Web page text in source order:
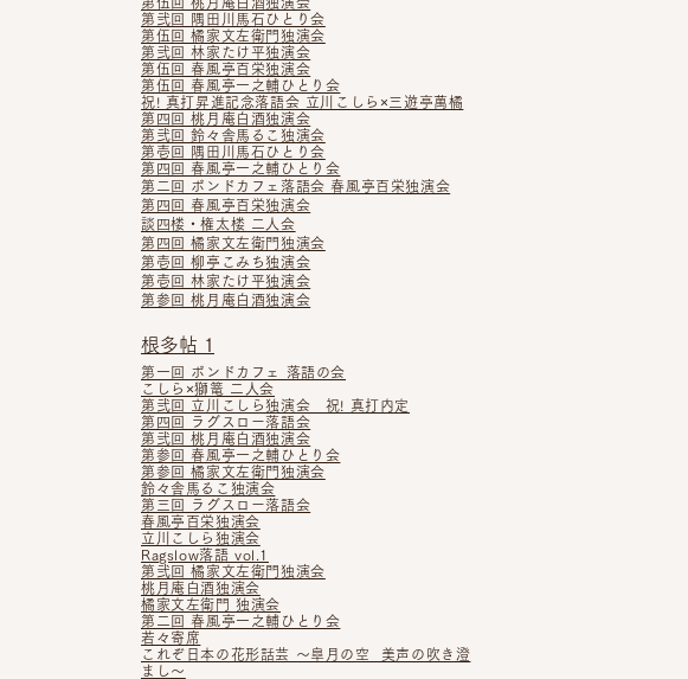
第弐回 隅田川馬石ひとり会
第伍回 橘家文左衛門独演会
第弐回 林家たけ平独演会
第伍回 春風亭百栄独演会
第伍回 春風亭一之輔ひとり会
祝! 真打昇進記念落語会 立川こしら×三遊亭萬橘
第四回 桃月庵白酒独演会
第弐回 鈴々舎馬るこ独演会
第壱回 隅田川馬石ひとり会
第四回 春風亭一之輔ひとり会
第二回 ボンドカフェ落語会 春風亭百栄独演会
第四回 春風亭百栄独演会
談四楼・権太楼 二人会
第四回 橘家文左衛門独演会
第壱回 柳亭こみち独演会
第壱回 林家たけ平独演会
第参回 桃月庵白酒独演会
根多帖 1
第一回 ボンドカフェ 落語の会
こしら×獅篭 二人会
第弐回 立川こしら独演会 祝! 真打内定
第四回 ラグスロー落語会
第弐回 桃月庵白酒独演会
第参回 春風亭一之輔ひとり会
第参回 橘家文左衛門独演会
鈴々舎馬るこ独演会
第三回 ラグスロー落語会
春風亭百栄独演会
立川こしら独演会
Ragslow落語 vol.1
第弐回 橘家文左衛門独演会
桃月庵白酒独演会
橘家文左衛門 独演会
第二回 春風亭一之輔ひとり会
若々寄席
これぞ日本の花形話芸 〜皐月の空 美声の吹き澄
まし〜